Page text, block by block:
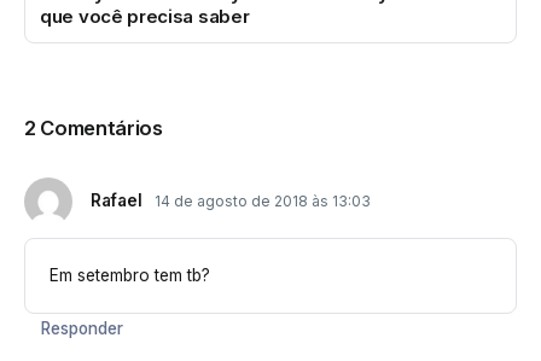
que você precisa saber
2 Comentários
Rafael 14 de agosto de 2018 às 13:03
Em setembro tem tb?
Responder